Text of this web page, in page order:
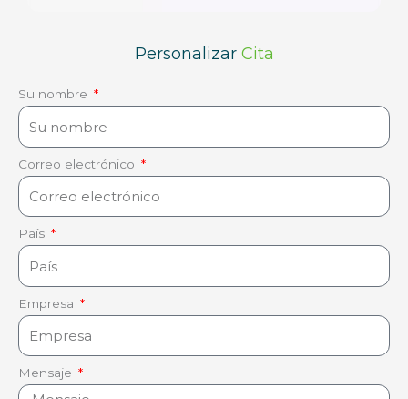
Personalizar Cita
Su nombre
Correo electrónico
País
Empresa
Mensaje